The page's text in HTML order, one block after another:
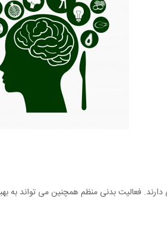
دارند. فعالیت بدنی منظم همچنین می